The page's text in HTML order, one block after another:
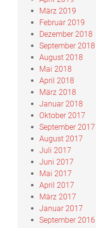
März 2019
Februar 2019
Dezember 2018
September 2018
August 2018
Mai 2018
April 2018
März 2018
Januar 2018
Oktober 2017
September 2017
August 2017
Juli 2017
Juni 2017
Mai 2017
April 2017
März 2017
Januar 2017
September 2016